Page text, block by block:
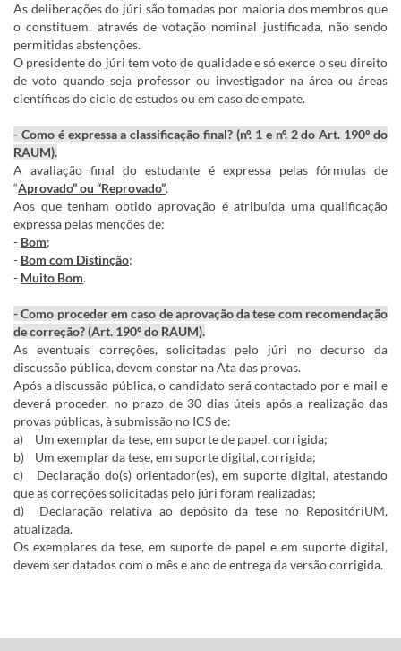
As deliberações do júri são tomadas por maioria dos membros que
o constituem, através de votação nominal justificada, não sendo
permitidas abstenções.
O presidente do júri tem voto de qualidade e só exerce o seu direito
de voto quando seja professor ou investigador na área ou áreas
científicas do ciclo de estudos ou em caso de empate.
- Como é expressa a classificação final? (nº. 1 e nº. 2 do Art. 190º do
RAUM).
A avaliação final do estudante é expressa pelas fórmulas de
“Aprovado” ou “Reprovado”.
Aos que tenham obtido aprovação é atribuída uma qualificação
expressa pelas menções de:
- Bom;
- Bom com Distinção;
- Muito Bom.
- Como proceder em caso de aprovação da tese com recomendação
de correção? (Art. 190º do RAUM).
As eventuais correções, solicitadas pelo júri no decurso da
discussão pública, devem constar na Ata das provas.
Após a discussão pública, o candidato será contactado por e-mail e
deverá proceder, no prazo de 30 dias úteis após a realização das
provas públicas, à submissão no ICS de:
a)
Um exemplar da tese, em suporte de papel, corrigida;
b)
Um exemplar da tese, em suporte digital, corrigida;
c)
Declaração do(s) orientador(es), em suporte digital, atestando
que as correções solicitadas pelo júri foram realizadas;
d)
Declaração relativa ao depósito da tese no RepositóriUM,
atualizada.
Os exemplares da tese, em suporte de papel e em suporte digital,
devem ser datados com o mês e ano de entrega da versão corrigida.